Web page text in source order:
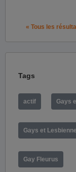
« Tous les
Tags
actif Gays
Gays et
Gay Fleurus